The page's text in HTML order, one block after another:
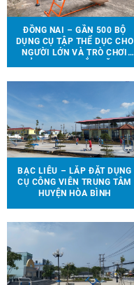
ĐỒNG NAI – GẦN 500 BỘ
DỤNG CỤ TẬP THỂ DỤC CHO
NGƯỜI LỚN VÀ TRÒ CHƠI
BẠC LIÊU – LẮP ĐẶT DỤNG
CỤ CÔNG VIÊN TRUNG TÂM
HUYỆN HÒA BÌNH